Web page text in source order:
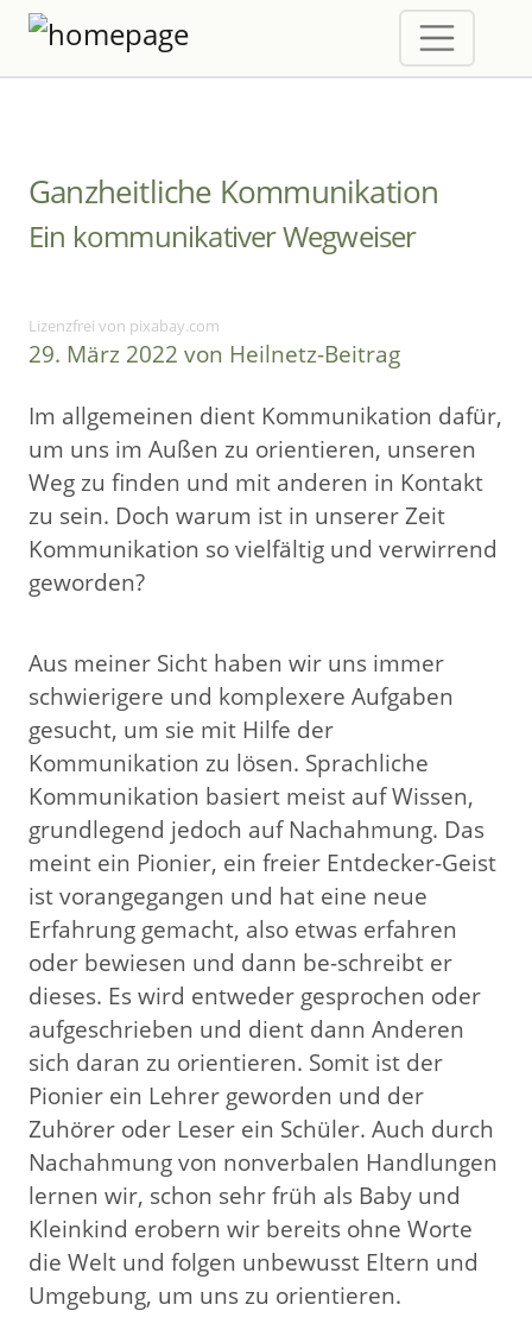
Ganzheitliche Kommunikation
Ein kommunikativer Wegweiser
Lizenzfrei von pixabay.com
29. März 2022 von Heilnetz-Beitrag
Im allgemeinen dient Kommunikation dafür,
um uns im Außen zu orientieren, unseren
Weg zu finden und mit anderen in Kontakt
zu sein. Doch warum ist in unserer Zeit
Kommunikation so vielfältig und verwirrend
geworden?
Aus meiner Sicht haben wir uns immer
schwierigere und komplexere Aufgaben
gesucht, um sie mit Hilfe der
Kommunikation zu lösen. Sprachliche
Kommunikation basiert meist auf Wissen,
grundlegend jedoch auf Nachahmung. Das
meint ein Pionier, ein freier Entdecker-Geist
ist vorangegangen und hat eine neue
Erfahrung gemacht, also etwas erfahren
oder bewiesen und dann be-schreibt er
dieses. Es wird entweder gesprochen oder
aufgeschrieben und dient dann Anderen
sich daran zu orientieren. Somit ist der
Pionier ein Lehrer geworden und der
Zuhörer oder Leser ein Schüler. Auch durch
Nachahmung von nonverbalen Handlungen
lernen wir, schon sehr früh als Baby und
Kleinkind erobern wir bereits ohne Worte
die Welt und folgen unbewusst Eltern und
Umgebung, um uns zu orientieren.